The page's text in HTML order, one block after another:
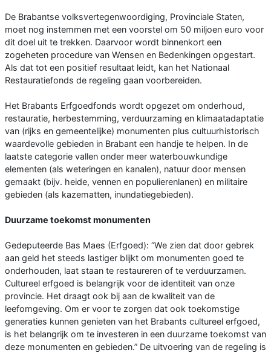
De Brabantse volksvertegenwoordiging, Provinciale Staten,
moet nog instemmen met een voorstel om 50 miljoen euro voor
dit doel uit te trekken. Daarvoor wordt binnenkort een
zogeheten procedure van Wensen en Bedenkingen opgestart.
Als dat tot een positief resultaat leidt, kan het Nationaal
Restauratiefonds de regeling gaan voorbereiden.
Het Brabants Erfgoedfonds wordt opgezet om onderhoud,
restauratie, herbestemming, verduurzaming en klimaatadaptatie
van (rijks en gemeentelijke) monumenten plus cultuurhistorisch
waardevolle gebieden in Brabant een handje te helpen. In de
laatste categorie vallen onder meer waterbouwkundige
elementen (als weteringen en kanalen), natuur door mensen
gemaakt (bijv. heide, vennen en populierenlanen) en militaire
gebieden (als kazematten, inundatiegebieden).
Duurzame toekomst monumenten
Gedeputeerde Bas Maes (Erfgoed): “We zien dat door gebrek
aan geld het steeds lastiger blijkt om monumenten goed te
onderhouden, laat staan te restaureren of te verduurzamen.
Cultureel erfgoed is belangrijk voor de identiteit van onze
provincie. Het draagt ook bij aan de kwaliteit van de
leefomgeving. Om er voor te zorgen dat ook toekomstige
generaties kunnen genieten van het Brabants cultureel erfgoed,
is het belangrijk om te investeren in een duurzame toekomst van
deze monumenten en gebieden.” De uitvoering van de regeling is